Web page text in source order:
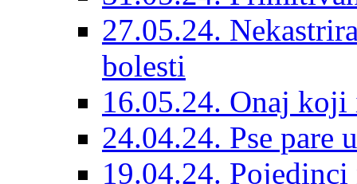
27.05.24.
bolesti
16.05.24. Onaj koji
24.04.24. Pse pare
19.04.24.